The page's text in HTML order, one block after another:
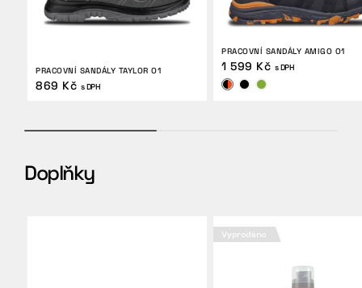
PRACOVNÍ SANDÁLY TAYLOR O1
869 Kč s DPH
PRACOVNÍ SANDÁLY AMIGO O1
1 599 Kč s DPH
Doplňky
Vyprodáno